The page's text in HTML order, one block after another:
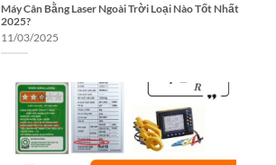
Máy Cân Bằng Laser Ngoài Trời Loại Nào Tốt Nhất
2025?
11/03/2025